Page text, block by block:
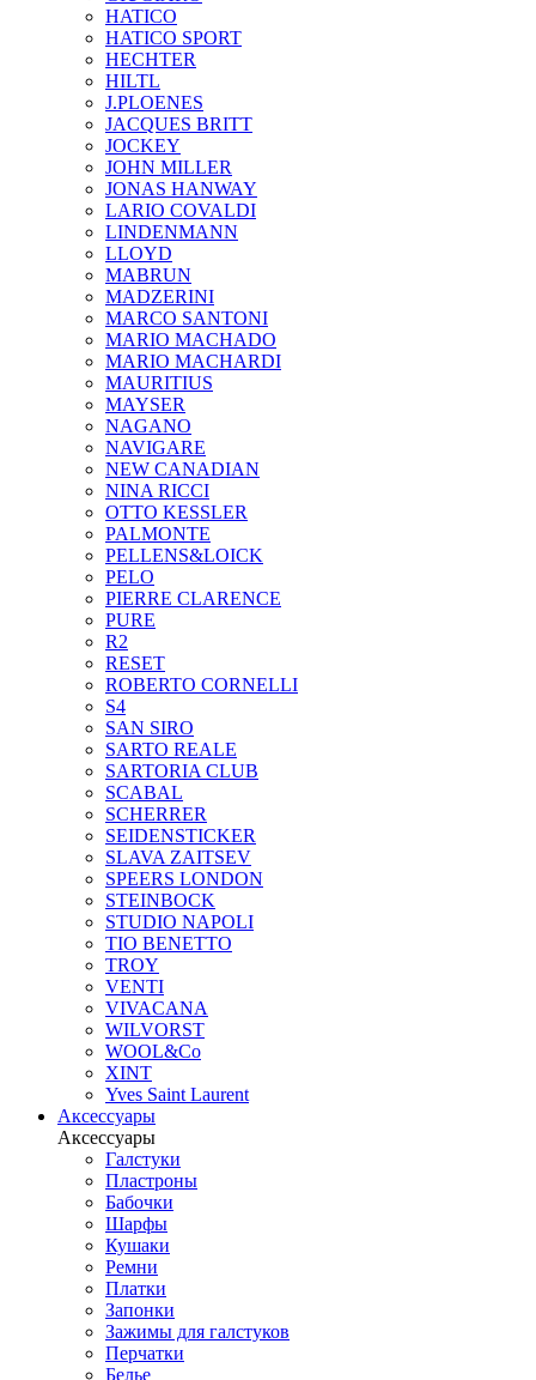
HATICO
HATICO SPORT
HECHTER
HILTL
J.PLOENES
JAСQUES BRITT
JOCKEY
JOHN MILLER
JONAS HANWAY
LARIO COVALDI
LINDENMANN
LLOYD
MABRUN
MADZERINI
MARCO SANTONI
MARIO MACHADO
MARIO MACHARDI
MAURITIUS
MAYSER
NAGANO
NAVIGARE
NEW CANADIAN
NINA RICCI
OTTO KESSLER
PALMONTE
PELLENS&LOICK
PELO
PIERRE CLARENCE
PURE
R2
RESET
ROBERTO CORNELLI
S4
SAN SIRO
SARTO REALE
SARTORIA CLUB
SCABAL
SCHERRER
SEIDENSTICKER
SLAVA ZAITSEV
SPEERS LONDON
STEINBOCK
STUDIO NAPOLI
TIO BENETTO
TROY
VENTI
VIVACANA
WILVORST
WOOL&Co
XINT
Yves Saint Laurent
Аксессуары
Аксессуары
Галстуки
Пластроны
Бабочки
Шарфы
Кушаки
Ремни
Платки
Запонки
Зажимы для галстуков
Перчатки
Белье